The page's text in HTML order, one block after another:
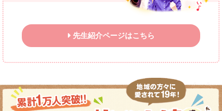
先生紹介ページはこちら